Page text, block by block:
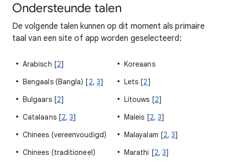
Ondersteunde talen
De volgende talen kunnen op dit moment als primaire
taal van een site of app worden geselecteerd:
Arabisch [2]
Bengaals (Bangla) [2, 3]
Bulgaars [2]
Catalaans [2,3]
Chinees (vereenvoudigd)
Chinees (traditioneel)
Koreaans
Lets [2]
Litouws [2]
Maleis [2, 3]
Malayalam [2,3]
Marathi [2, 3]